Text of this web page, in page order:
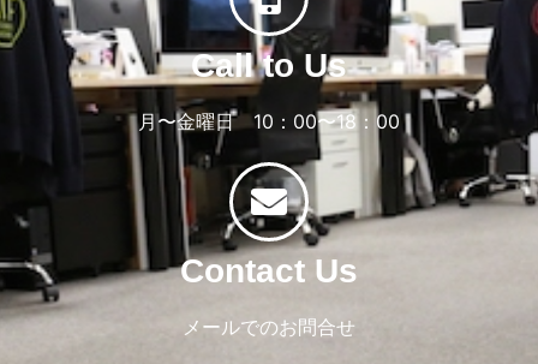
Call to Us
月〜金曜日 10：00〜18：00
Contact Us
メールでのお問合せ